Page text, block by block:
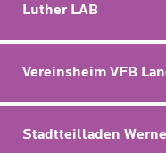
Luther LAB
Vereinsheim VFB
Stadtteilladen Werne